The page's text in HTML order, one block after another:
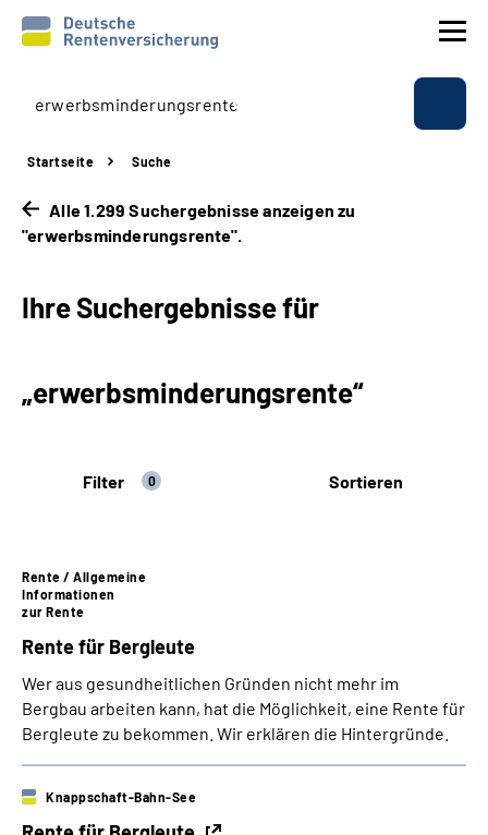
Rente
Beratung & Kontakt
Online-Services
Language
Inhalte in Gebärdensprache (DGS)
Leichte Sprache
Startseite Suche
Alle 1.299 Suchergebnisse anzeigen zu
"erwerbsminderungsrente".
Ihre Suchergebnisse für
„erwerbsminderungsrente“
Filter 0 Sortieren
Rente für Bergleute
Rente / Allgemeine
Informationen
zur Rente
Wer aus gesundheitlichen Gründen nicht mehr im
Bergbau arbeiten kann, hat die Möglichkeit, eine Rente für
Bergleute zu bekommen. Wir erklären die Hintergründe.
Knappschaft-Bahn-See